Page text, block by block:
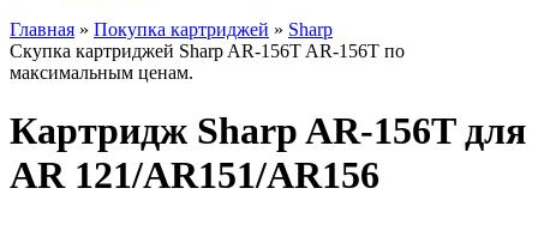
Главная » Покупка картриджей » Sharp
Скупка картриджей Sharp AR-156T AR-156T по
максимальным ценам.
Картридж Sharp AR-156T для
AR 121/AR151/AR156